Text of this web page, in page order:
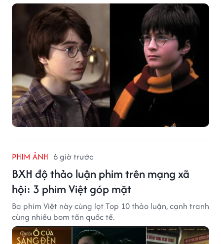
PHIM ẢNH 6 giờ trước
BXH độ thảo luận phim trên mạng xã
hội: 3 phim Việt góp mặt
Ba phim Việt này cùng lọt Top 10 thảo luận, cạnh tranh
cùng nhiều bom tấn quốc tế.